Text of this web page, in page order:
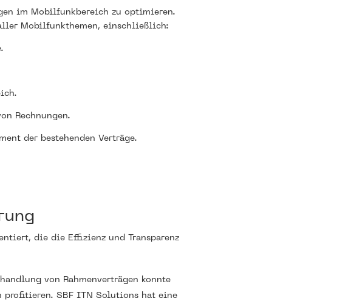
im Mobilfunkbereich zu optimieren.
Mobilfunkthemen, einschließlich:
Rechnungen.
der bestehenden Verträge.
die die Effizienz und Transparenz
von Rahmenverträgen konnte
profitieren. SBF ITN Solutions hat eine